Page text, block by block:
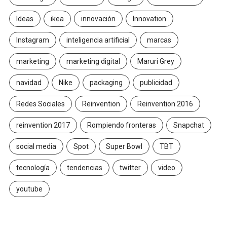
Ideas ikea innovación Innovation
Instagram inteligencia artificial marcas
marketing marketing digital Maruri Grey
navidad Nike packaging publicidad
Redes Sociales Reinvention Reinvention 2016
reinvention 2017 Rompiendo fronteras Snapchat
social media Spot Super Bowl TBT
tecnología tendencias twitter video
youtube